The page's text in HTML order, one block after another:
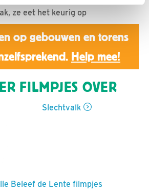
ze eet het keurig op
op gebouwen en torens
Help mee!
FILMPJES OVER
Slechtvalk
Beleef de Lente filmpjes